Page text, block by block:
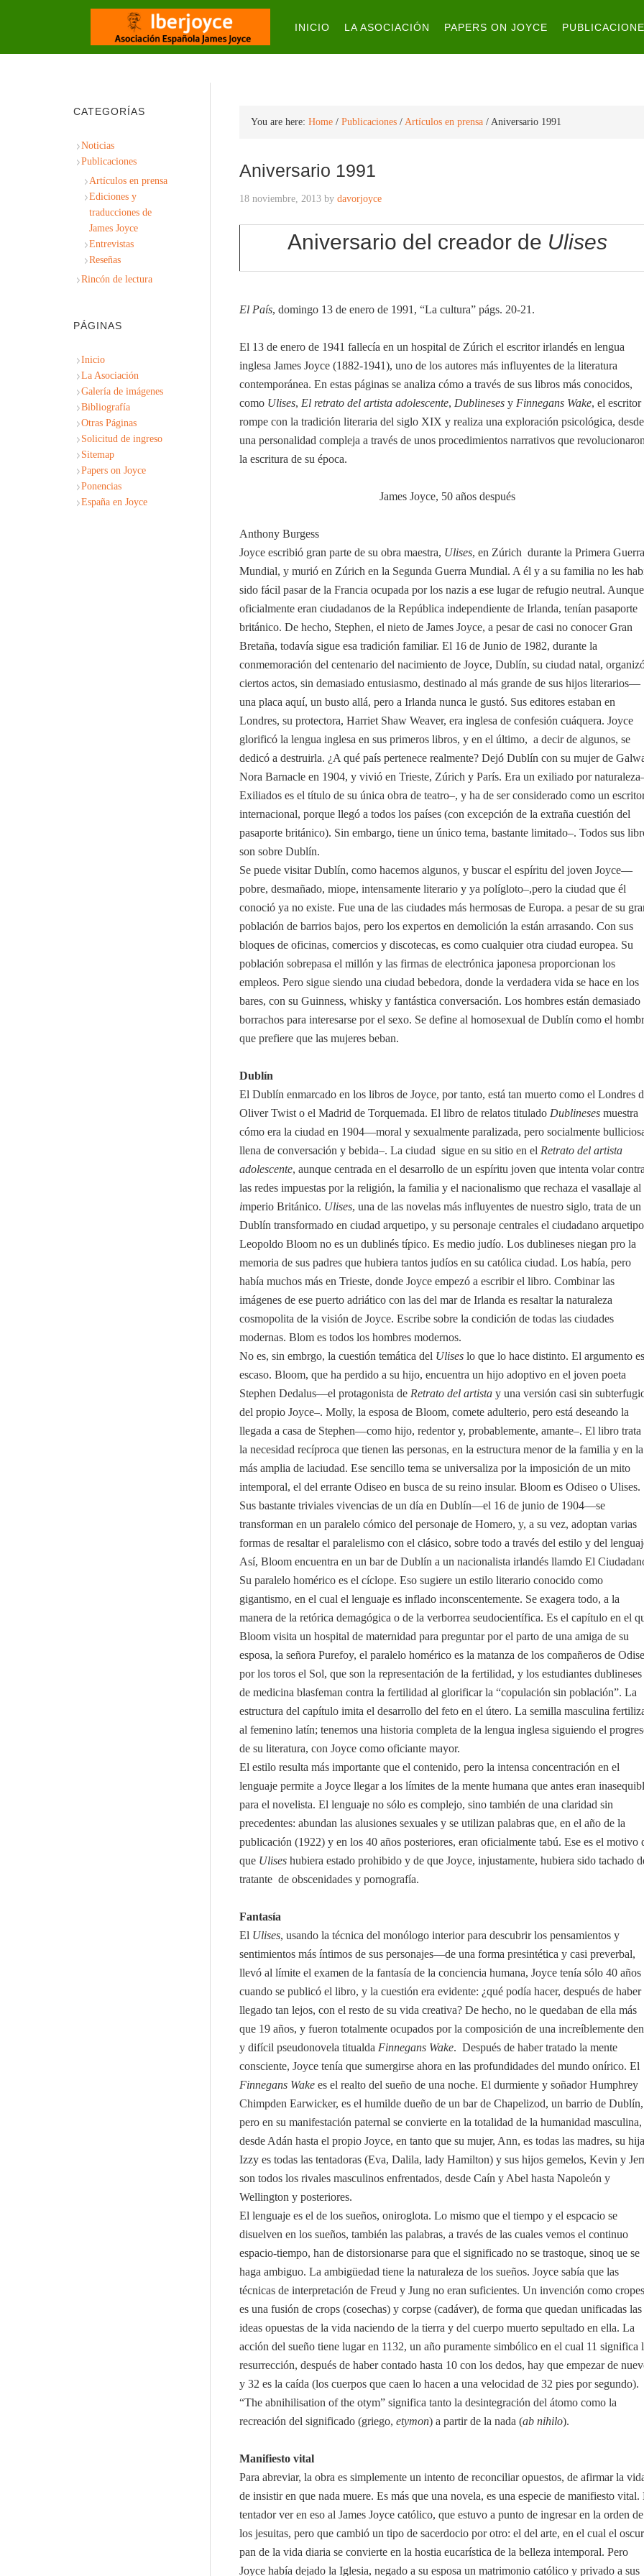
INICIO LA ASOCIACIÓN PAPERS ON JOYCE
You are here: Home / Publicaciones / Artículos en prensa / Aniversario 1991
Aniversario 1991
18 noviembre, 2013 by davorjoyce
Aniversario del creador de Ulises
El País, domingo 13 de enero de 1991, “La cultura” págs. 20-21.
El 13 de enero de 1941 fallecía en un hospital de Zúrich el escritor irlandés en lengua
inglesa James Joyce (1882-1941), uno de los autores más influyentes de la literatura
contemporánea. En estas páginas se analiza cómo a través de sus libros más conocidos,
como Ulises, El retrato del artista adolescente, Dublineses y Finnegans Wake, el escritor
rompe con la tradición literaria del siglo XIX y realiza una exploración psicológica, desde
una personalidad compleja a través de unos procedimientos narrativos que revolucionaron
la escritura de su época.
James Joyce, 50 años después
Anthony Burgess
Joyce escribió gran parte de su obra maestra, Ulises, en Zúrich durante la Primera Guerra
Mundial, y murió en Zúrich en la Segunda Guerra Mundial. A él y a su familia no les
sido fácil pasar de la Francia ocupada por los nazis a ese lugar de refugio neutral. Aunque
oficialmente eran ciudadanos de la República independiente de Irlanda, tenían pasaporte
británico. De hecho, Stephen, el nieto de James Joyce, a pesar de casi no conocer Gran
Bretaña, todavía sigue esa tradición familiar. El 16 de Junio de 1982, durante la
conmemoración del centenario del nacimiento de Joyce, Dublín, su ciudad natal,
ciertos actos, sin demasiado entusiasmo, destinado al más grande de sus hijos literarios—
una placa aquí, un busto allá, pero a Irlanda nunca le gustó. Sus editores estaban en
Londres, su protectora, Harriet Shaw Weaver, era inglesa de confesión cuáquera. Joyce
glorificó la lengua inglesa en sus primeros libros, y en el último, a decir de algunos, se
dedicó a destruirla. ¿A qué país pertenece realmente? Dejó Dublín con su mujer de
Nora Barnacle en 1904, y vivió en Trieste, Zúrich y París. Era un exiliado por
Exiliados es el título de su única obra de teatro–, y ha de ser considerado como un
internacional, porque llegó a todos los países (con excepción de la extraña cuestión del
pasaporte británico). Sin embargo, tiene un único tema, bastante limitado–. Todos sus
son sobre Dublín.
Se puede visitar Dublín, como hacemos algunos, y buscar el espíritu del joven Joyce—
pobre, desmañado, miope, intensamente literario y ya polígloto–,pero la ciudad que él
conoció ya no existe. Fue una de las ciudades más hermosas de Europa. a pesar de su
población de barrios bajos, pero los expertos en demolición la están arrasando. Con sus
bloques de oficinas, comercios y discotecas, es como cualquier otra ciudad europea. Su
población sobrepasa el millón y las firmas de electrónica japonesa proporcionan los
empleos. Pero sigue siendo una ciudad bebedora, donde la verdadera vida se hace en los
bares, con su Guinness, whisky y fantástica conversación. Los hombres están demasiado
borrachos para interesarse por el sexo. Se define al homosexual de Dublín como el
que prefiere que las mujeres beban.
Dublín
El Dublín enmarcado en los libros de Joyce, por tanto, está tan muerto como el Londres
Oliver Twist o el Madrid de Torquemada. El libro de relatos titulado Dublineses muestra
cómo era la ciudad en 1904—moral y sexualmente paralizada, pero socialmente
llena de conversación y bebida–. La ciudad sigue en su sitio en el Retrato del artista
adolescente, aunque centrada en el desarrollo de un espíritu joven que intenta volar contra
las redes impuestas por la religión, la familia y el nacionalismo que rechaza el vasallaje al
imperio Británico. Ulises, una de las novelas más influyentes de nuestro siglo, trata de un
Dublín transformado en ciudad arquetipo, y su personaje centrales el ciudadano
Leopoldo Bloom no es un dublinés típico. Es medio judío. Los dublineses niegan pro la
memoria de sus padres que hubiera tantos judíos en su católica ciudad. Los había, pero
había muchos más en Trieste, donde Joyce empezó a escribir el libro. Combinar las
imágenes de ese puerto adriático con las del mar de Irlanda es resaltar la naturaleza
cosmopolita de la visión de Joyce. Escribe sobre la condición de todas las ciudades
modernas. Blom es todos los hombres modernos.
No es, sin embrgo, la cuestión temática del Ulises lo que lo hace distinto. El argumento es
escaso. Bloom, que ha perdido a su hijo, encuentra un hijo adoptivo en el joven poeta
Stephen Dedalus—el protagonista de Retrato del artista y una versión casi sin
del propio Joyce–. Molly, la esposa de Bloom, comete adulterio, pero está deseando la
llegada a casa de Stephen—como hijo, redentor y, probablemente, amante–. El libro trata
la necesidad recíproca que tienen las personas, en la estructura menor de la familia y en la
más amplia de laciudad. Ese sencillo tema se universaliza por la imposición de un mito
intemporal, el del errante Odiseo en busca de su reino insular. Bloom es Odiseo o Ulises.
Sus bastante triviales vivencias de un día en Dublín—el 16 de junio de 1904—se
transforman en un paralelo cómico del personaje de Homero, y, a su vez, adoptan varias
formas de resaltar el paralelismo con el clásico, sobre todo a través del estilo y del
Así, Bloom encuentra en un bar de Dublín a un nacionalista irlandés llamdo El
Su paralelo homérico es el cíclope. Eso sugiere un estilo literario conocido como
gigantismo, en el cual el lenguaje es inflado inconscentemente. Se exagera todo, a la
manera de la retórica demagógica o de la verborrea seudocientífica. Es el capítulo en el
Bloom visita un hospital de maternidad para preguntar por el parto de una amiga de su
esposa, la señora Purefoy, el paralelo homérico es la matanza de los compañeros de
por los toros el Sol, que son la representación de la fertilidad, y los estudiantes dublineses
de medicina blasfeman contra la fertilidad al glorificar la “copulación sin población”. La
estructura del capítulo imita el desarrollo del feto en el útero. La semilla masculina
al femenino latín; tenemos una historia completa de la lengua inglesa siguiendo el
de su literatura, con Joyce como oficiante mayor.
El estilo resulta más importante que el contenido, pero la intensa concentración en el
lenguaje permite a Joyce llegar a los límites de la mente humana que antes eran
para el novelista. El lenguaje no sólo es complejo, sino también de una claridad sin
precedentes: abundan las alusiones sexuales y se utilizan palabras que, en el año de la
publicación (1922) y en los 40 años posteriores, eran oficialmente tabú. Ese es el motivo
que Ulises hubiera estado prohibido y de que Joyce, injustamente, hubiera sido tachado
tratante de obscenidades y pornografía.
Fantasía
El Ulises, usando la técnica del monólogo interior para descubrir los pensamientos y
sentimientos más íntimos de sus personajes—de una forma presintética y casi preverbal,
llevó al límite el examen de la fantasía de la conciencia humana, Joyce tenía sólo 40 años
cuando se publicó el libro, y la cuestión era evidente: ¿qué podía hacer, después de haber
llegado tan lejos, con el resto de su vida creativa? De hecho, no le quedaban de ella más
que 19 años, y fueron totalmente ocupados por la composición de una increíblemente
y difícil pseudonovela titualda Finnegans Wake. Después de haber tratado la mente
consciente, Joyce tenía que sumergirse ahora en las profundidades del mundo onírico. El
Finnegans Wake es el realto del sueño de una noche. El durmiente y soñador Humphrey
Chimpden Earwicker, es el humilde dueño de un bar de Chapelizod, un barrio de Dublín,
pero en su manifestación paternal se convierte en la totalidad de la humanidad masculina,
desde Adán hasta el propio Joyce, en tanto que su mujer, Ann, es todas las madres, su hija
Izzy es todas las tentadoras (Eva, Dalila, lady Hamilton) y sus hijos gemelos, Kevin y
son todos los rivales masculinos enfrentados, desde Caín y Abel hasta Napoleón y
Wellington y posteriores.
El lenguaje es el de los sueños, oniroglota. Lo mismo que el tiempo y el espcacio se
disuelven en los sueños, también las palabras, a través de las cuales vemos el continuo
espacio-tiempo, han de distorsionarse para que el significado no se trastoque, sinoq ue se
haga ambiguo. La ambigüedad tiene la naturaleza de los sueños. Joyce sabía que las
técnicas de interpretación de Freud y Jung no eran suficientes. Un invención como cropes
es una fusión de crops (cosechas) y corpse (cadáver), de forma que quedan unificadas las
ideas opuestas de la vida naciendo de la tierra y del cuerpo muerto sepultado en ella. La
acción del sueño tiene lugar en 1132, un año puramente simbólico en el cual 11 significa
resurrección, después de haber contado hasta 10 con los dedos, hay que empezar de
y 32 es la caída (los cuerpos que caen lo hacen a una velocidad de 32 pies por segundo).
“The abnihilisation of the otym” significa tanto la desintegración del átomo como la
recreación del significado (griego, etymon) a partir de la nada (ab nihilo).
Manifiesto vital
Para abreviar, la obra es simplemente un intento de reconciliar opuestos, de afirmar la
de insistir en que nada muere. Es más que una novela, es una especie de manifiesto vital.
tentador ver en eso al James Joyce católico, que estuvo a punto de ingresar en la orden de
los jesuitas, pero que cambió un tipo de sacerdocio por otro: el del arte, en el cual el
pan de la vida diaria se convierte en la hostia eucarística de la belleza intemporal. Pero
Joyce había dejado la Iglesia, negado a su esposa un matrimonio católico y privado a sus
CATEGORÍAS
Noticias
Publicaciones
Artículos en prensa
Ediciones y
traducciones de
James Joyce
Entrevistas
Reseñas
Rincón de lectura
PÁGINAS
Inicio
La Asociación
Galería de imágenes
Bibliografía
Otras Páginas
Solicitud de ingreso
Sitemap
Papers on Joyce
Ponencias
España en Joyce